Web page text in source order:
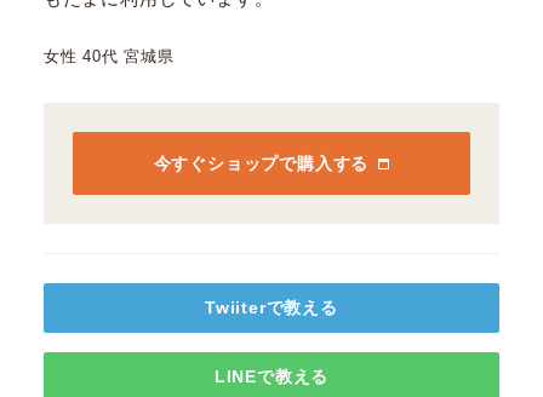
女性 40代 宮城県
今すぐショップで購入する
Twiiterで教える
LINEで教える